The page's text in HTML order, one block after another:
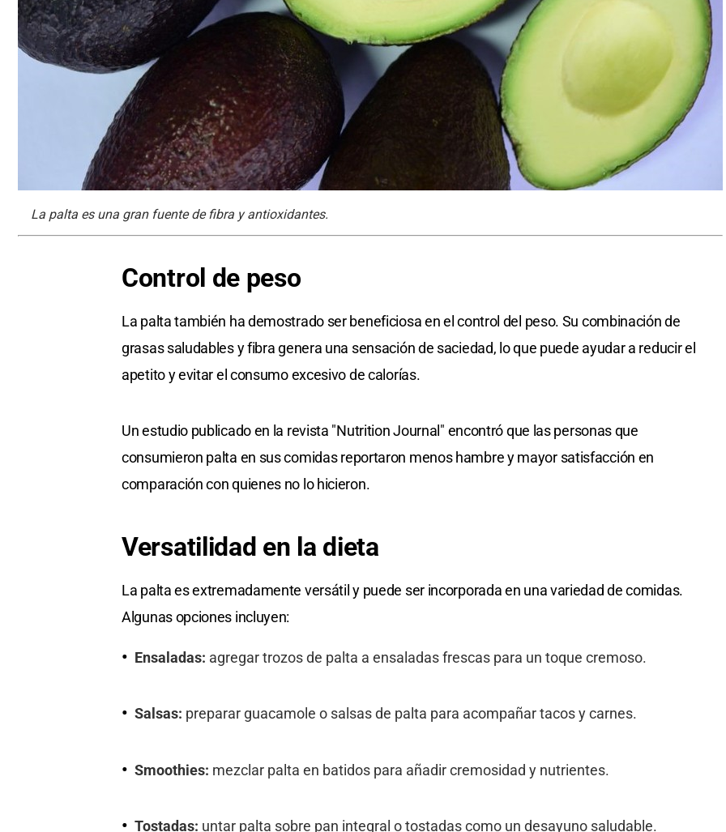
La palta es una gran fuente de fibra y antioxidantes.
Control de peso
La palta también ha demostrado ser beneficiosa en el control del peso. Su combinación de
grasas saludables y fibra genera una sensación de saciedad, lo que puede ayudar a reducir el
apetito y evitar el consumo excesivo de calorías.
Un estudio publicado en la revista "Nutrition Journal" encontró que las personas que
consumieron palta en sus comidas reportaron menos hambre y mayor satisfacción en
comparación con quienes no lo hicieron.
Versatilidad en la dieta
La palta es extremadamente versátil y puede ser incorporada en una variedad de comidas.
Algunas opciones incluyen:
Ensaladas: agregar trozos de palta a ensaladas frescas para un toque cremoso.
Salsas: preparar guacamole o salsas de palta para acompañar tacos y carnes.
Smoothies: mezclar palta en batidos para añadir cremosidad y nutrientes.
Tostadas: untar palta sobre pan integral o tostadas como un desayuno saludable.